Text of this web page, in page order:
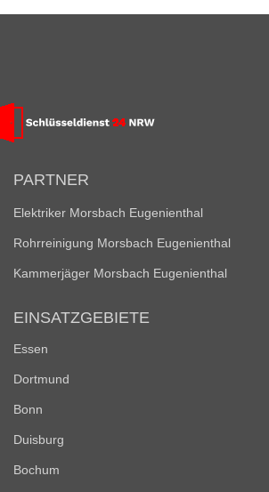
PARTNER
Elektriker Morsbach Eugenienthal
Rohrreinigung Morsbach Eugenienthal
Kammerjäger Morsbach Eugenienthal
EINSATZGEBIETE
Essen
Dortmund
Bonn
Duisburg
Bochum